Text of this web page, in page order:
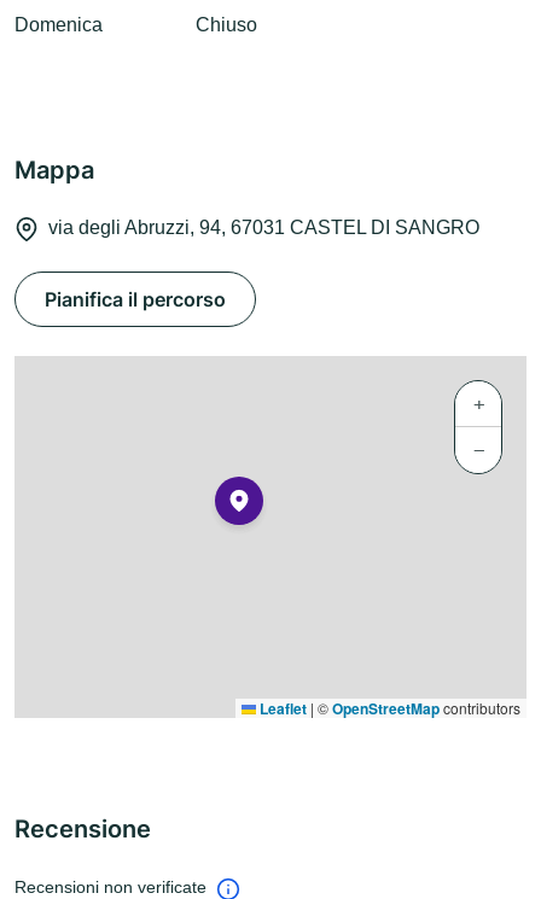
Domenica Chiuso
Mappa
via degli Abruzzi, 94, 67031 CASTEL DI SANGRO
Pianifica il percorso
+
−
Leaflet | ©OpenStreetMapcontributors
Recensione
Recensioni non verificate